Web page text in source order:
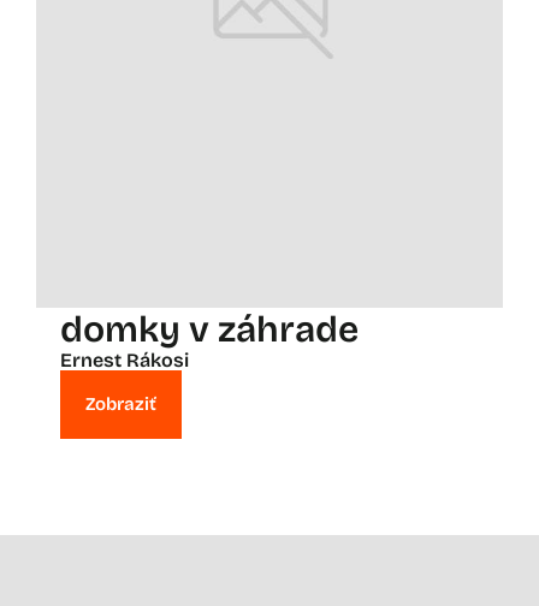
domky v záhrade
Ernest Rákosi
Zobraziť